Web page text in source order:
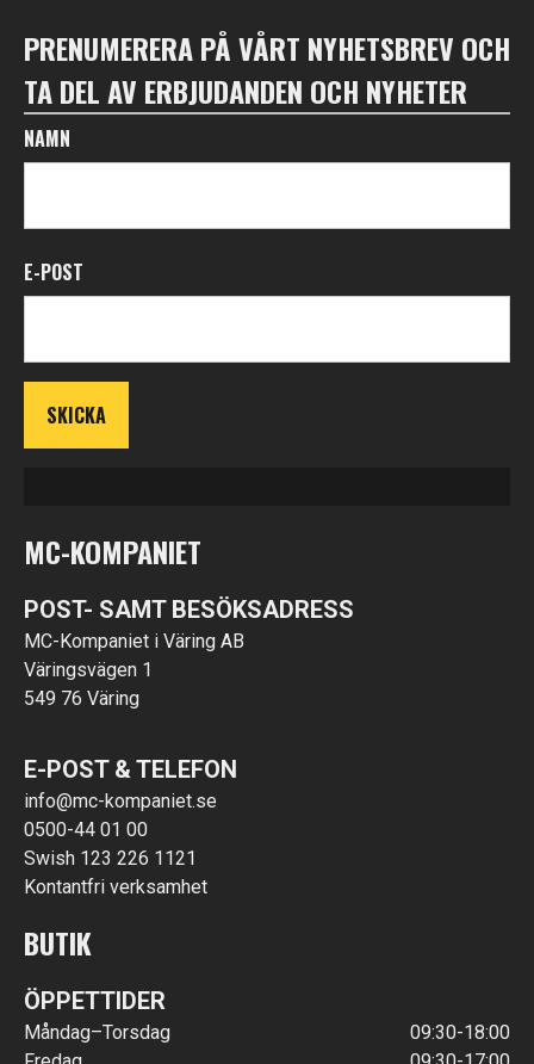
PRENUMERERA PÅ VÅRT NYHETSBREV OCH
TA DEL AV ERBJUDANDEN OCH NYHETER
NAMN
E-POST
MC-KOMPANIET
POST- SAMT BESÖKSADRESS
MC-Kompaniet i Väring AB
Väringsvägen 1
549 76 Väring
E-POST & TELEFON
info@mc-kompaniet.se
0500-44 01 00
Swish 123 226 1121
Kontantfri verksamhet
BUTIK
ÖPPETTIDER
Måndag–Torsdag
09:30-18:00